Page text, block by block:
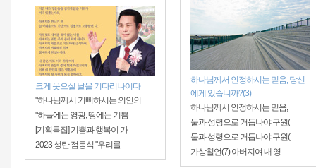
크게 웃으실 날을 기다리나이다
"하나님께서 기뻐하시는 의인의
"하늘에는 영광, 땅에는 기쁨
[기획특집] 기쁨과 행복이 가
2023 성탄 점등식 "우리를
하나님께서 인정하시는 믿음, 당신
에게 있습니까?(3)
하나님께서 인정하시는 믿음,
물과 성령으로 거듭나야 구원(
물과 성령으로 거듭나야 구원(
가상칠언(7) 아버지여 내 영